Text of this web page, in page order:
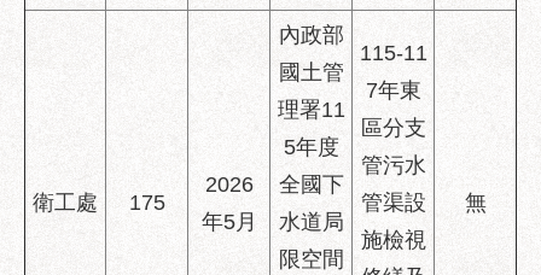
區
性
別
性
衛工處 175
2026
年5月
內政部
國土管
理署11
5年度
全國下
水道局
限空間
115-11
7年東
區分支
管污水
管渠設
施檢視
無